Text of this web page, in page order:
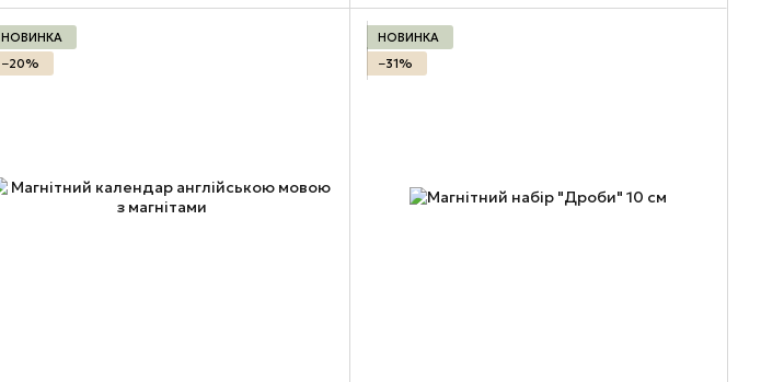
НОВИНКА
−20%
НОВИНКА
−31%